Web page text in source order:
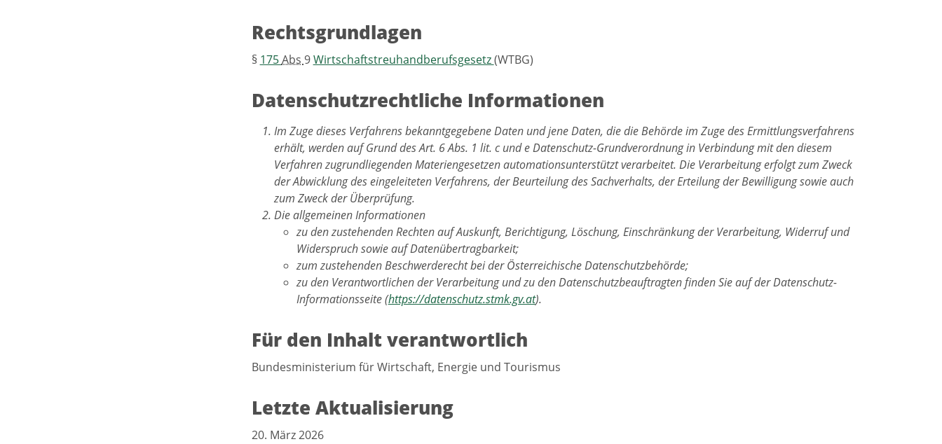
Rechtsgrundlagen
§ 175Abs 9Wirtschaftstreuhandberufsgesetz(WTBG)
Datenschutzrechtliche Informationen
Im Zuge dieses Verfahrens bekanntgegebene Daten und jene Daten, die die Behörde im Zuge des Ermittlungsverfahrens
erhält, werden auf Grund des Art. 6 Abs. 1 lit. c und e Datenschutz-Grundverordnung in Verbindung mit den diesem
Verfahren zugrundliegenden Materiengesetzen automationsunterstützt verarbeitet. Die Verarbeitung erfolgt zum Zweck
der Abwicklung des eingeleiteten Verfahrens, der Beurteilung des Sachverhalts, der Erteilung der Bewilligung sowie auch
zum Zweck der Überprüfung.
Die allgemeinen Informationen
zu den zustehenden Rechten auf Auskunft, Berichtigung, Löschung, Einschränkung der Verarbeitung, Widerruf und
Widerspruch sowie auf Datenübertragbarkeit;
zum zustehenden Beschwerderecht bei der Österreichische Datenschutzbehörde;
zu den Verantwortlichen der Verarbeitung und zu den Datenschutzbeauftragten finden Sie auf der Datenschutz-
Informationsseite (https://datenschutz.stmk.gv.at).
Für den Inhalt verantwortlich
Bundesministerium für Wirtschaft, Energie und Tourismus
Letzte Aktualisierung
20. März 2026